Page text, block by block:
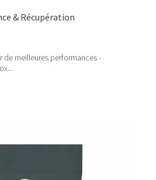
& Récupération
de meilleures performances -